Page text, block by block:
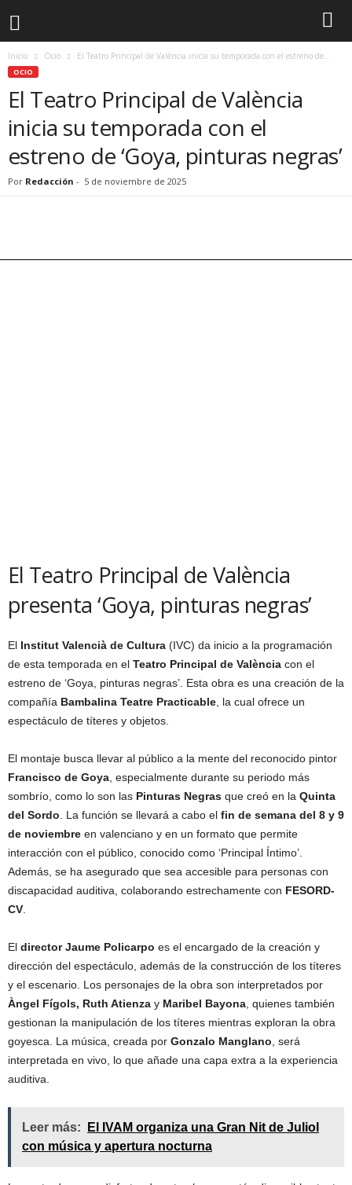
Inicio Ocio El Teatro Principal de València inicia su temporada con el estreno de...
OCIO
El Teatro Principal de València
inicia su temporada con el
estreno de ‘Goya, pinturas negras’
Por Redacción - 5 de noviembre de 2025
El Teatro Principal de València
presenta ‘Goya, pinturas negras’
El Institut Valencià de Cultura (IVC) da inicio a la programación
de esta temporada en el Teatro Principal de València con el
estreno de ‘Goya, pinturas negras’. Esta obra es una creación de la
compañía Bambalina Teatre Practicable , la cual ofrece un
espectáculo de títeres y objetos.
El montaje busca llevar al público a la mente del reconocido pintor
Francisco de Goya , especialmente durante su periodo más
sombrío, como lo son las Pinturas Negras que creó en la Quinta
del Sordo . La función se llevará a cabo el fin de semana del 8 y 9
de noviembre en valenciano y en un formato que permite
interacción con el público, conocido como ‘Principal Íntimo’.
Además, se ha asegurado que sea accesible para personas con
discapacidad auditiva, colaborando estrechamente con FESORD-
CV
El director Jaume Policarpo es el encargado de la creación y
dirección del espectáculo, además de la construcción de los títeres
y el escenario. Los personajes de la obra son interpretados por
Àngel Fígols, Ruth Atienza y Maribel Bayona , quienes también
gestionan la manipulación de los títeres mientras exploran la obra
goyesca. La música, creada por Gonzalo Manglano , será
interpretada en vivo, lo que añade una capa extra a la experiencia
auditiva.
Leer más:
El IVAM organiza una Gran Nit de Juliol
con música y apertura nocturna